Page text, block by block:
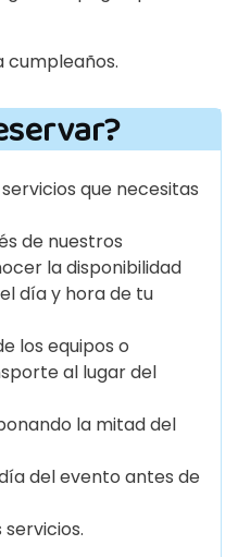
que necesitas
de nuestros
la disponibilidad
día y hora de tu
los equipos o
al lugar del
la mitad del
del evento antes de